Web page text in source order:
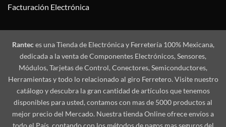
Facturación Electrónica
Ranteces una Tienda de Electrónica y Ferretería 100% Mexicana,
dedicada a la venta de Componentes Electrónicos, Sensores,
Módulos, Tarjetas de Control, Conectores, Semiconductores,
Herramientas y todo lo relacionado al giro Ferretero. Visite nuestro
catálogo y descubra la gran cantidad de artículos que tenemos
disponibles para usted, contamos con mas de 5000 productos al
mejor precio del Mercado. Nuestra tienda Online ofrece envíos a
todo el País, contando con los métodos de pagos mas seguros del